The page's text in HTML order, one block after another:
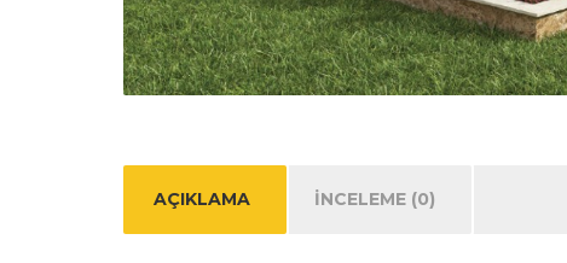
AÇIKLAMA İNCELEME (0)